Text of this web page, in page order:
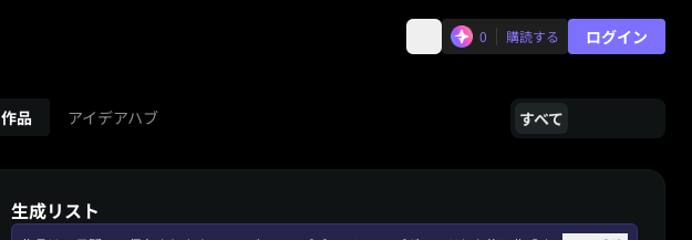
0 購読する ログイン
作品 アイデアハブ すべて
生成リスト